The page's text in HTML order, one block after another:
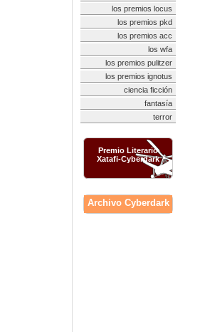
los premios locus
los premios pkd
los premios acc
los wfa
los premios pulitzer
los premios ignotus
ciencia ficción
fantasía
terror
Premio Literario
Xatafi-Cyberdark
Archivo Cyberdark